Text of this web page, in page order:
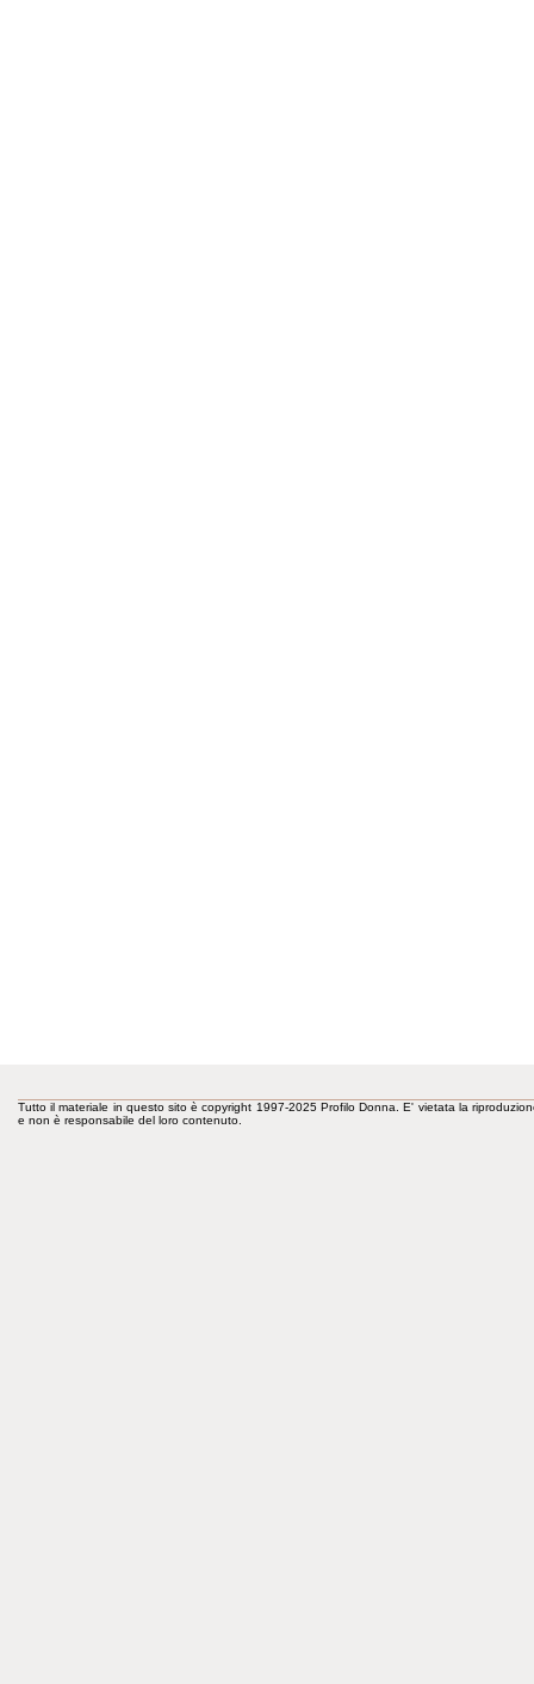
Tutto il materiale in questo sito è copyright 1997-2025 Profilo Donna. E' vietata la
e non è responsabile del loro contenuto.